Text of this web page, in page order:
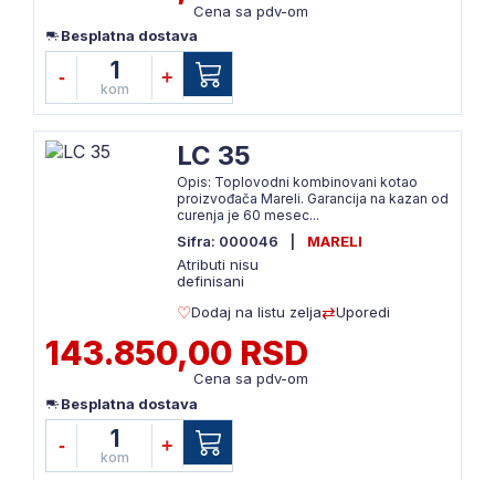
Cena sa pdv-om
Besplatna dostava
- 1
kom
+
LC 35
Opis: Toplovodni kombinovani kotao
proizvođača Mareli. Garancija na kazan od
curenja je 60 mesec...
Sifra: 000046
MARELI
Atributi nisu
definisani
Dodaj na listu zelja
Uporedi
143.850,00 RSD
Cena sa pdv-om
Besplatna dostava
- 1
kom
+